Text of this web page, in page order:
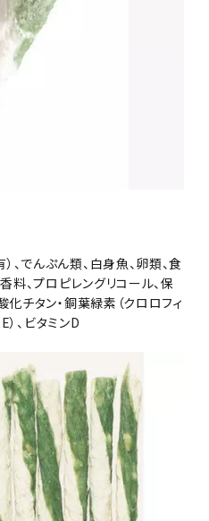
、でんぷん類、白身魚、卵類、食
料、プロピレングリコール、保
化チタン・銅葉緑素（クロロフィ
）、ビタミンD